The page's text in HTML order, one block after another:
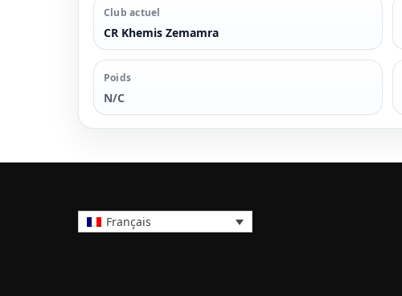
Club actuel
CR Khemis Zemamra
Poids
N/C
Français